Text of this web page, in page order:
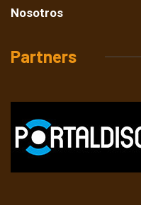
Nosotros
Partners